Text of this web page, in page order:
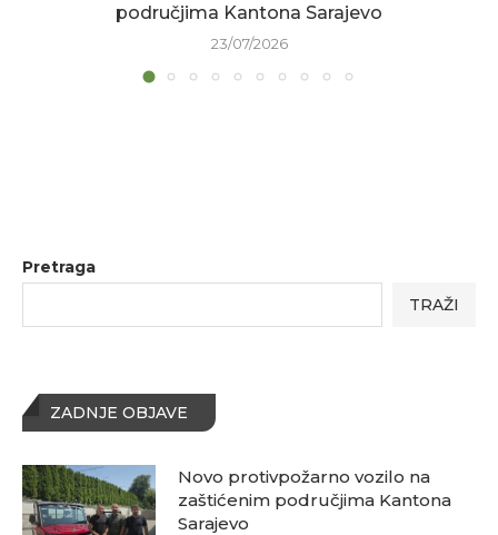
područjima Kantona Sarajevo
23/07/2026
Pretraga
TRAŽI
ZADNJE OBJAVE
Novo protivpožarno vozilo na
zaštićenim područjima Kantona
Sarajevo